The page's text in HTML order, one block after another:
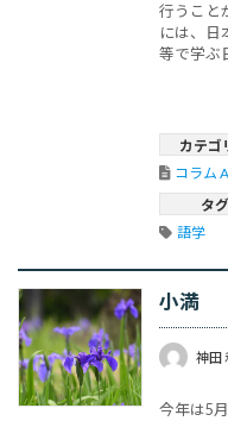
行うこと
には、日
等で学ぶ
11月現
学習者
953,283
民国556,2
カテゴ
コラム
タグ
語学
小満
神田
今年は5